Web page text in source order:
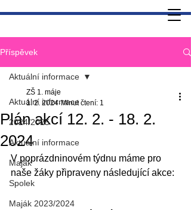
Příspěvek
Aktuální informace
2024/2025
Aktuální informace
Maják
Spolek
Maják 2023/2024
Aktuální informace
Plán akcí 12. 2. - 18. 2.
2024
ZŠ 1. máje
1. 2. 2024 Minut čtení: 1
V poprázdninovém týdnu máme pro
naše žáky připraveny následující akce: